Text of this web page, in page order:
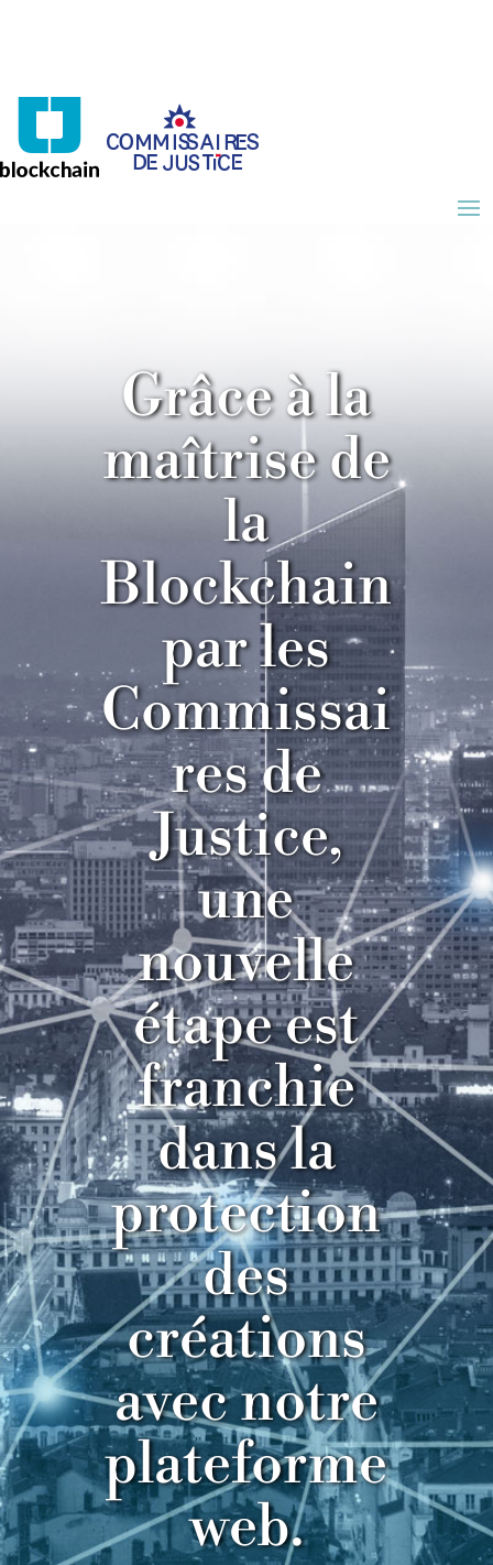
Grâce à la
maîtrise de
la
Blockchain
par les
Commissai
res de
Justice,
une
nouvelle
étape est
franchie
dans la
protection
des
créations
avec notre
plateforme
web.